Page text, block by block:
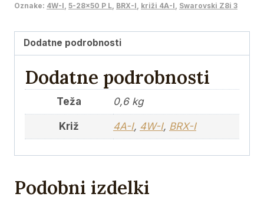
L,
4A-
I,
4W-
I,
količina
Oznake: 4W-I 5-28x50 P L BRX-I križi 4A-I Swarovski Z8i 3
Dodatne podrobnosti
Dodatne podrobnosti
Teža 0,6 kg
Križ 4A-I, 4W-I, BRX-I
Podobni izdelki